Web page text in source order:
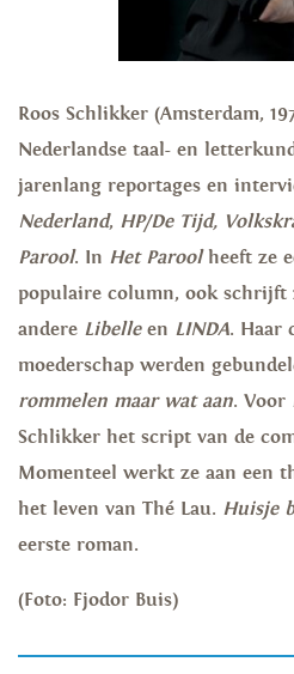
Roos Schlikker (Amsterdam,
Nederlandse taal- en
jarenlang reportages en
Nederland, HP/De Tijd,
Parool. In Het Paroolheeft ze
populaire column, ook schrijft
andere Libelleen LINDA. Haar
moederschap werden
rommelen maar wat aan. Voor
Schlikker het script van de
Momenteel werkt ze aan een
het leven van Thé Lau. Huisje
eerste roman.
(Foto: Fjodor Buis)